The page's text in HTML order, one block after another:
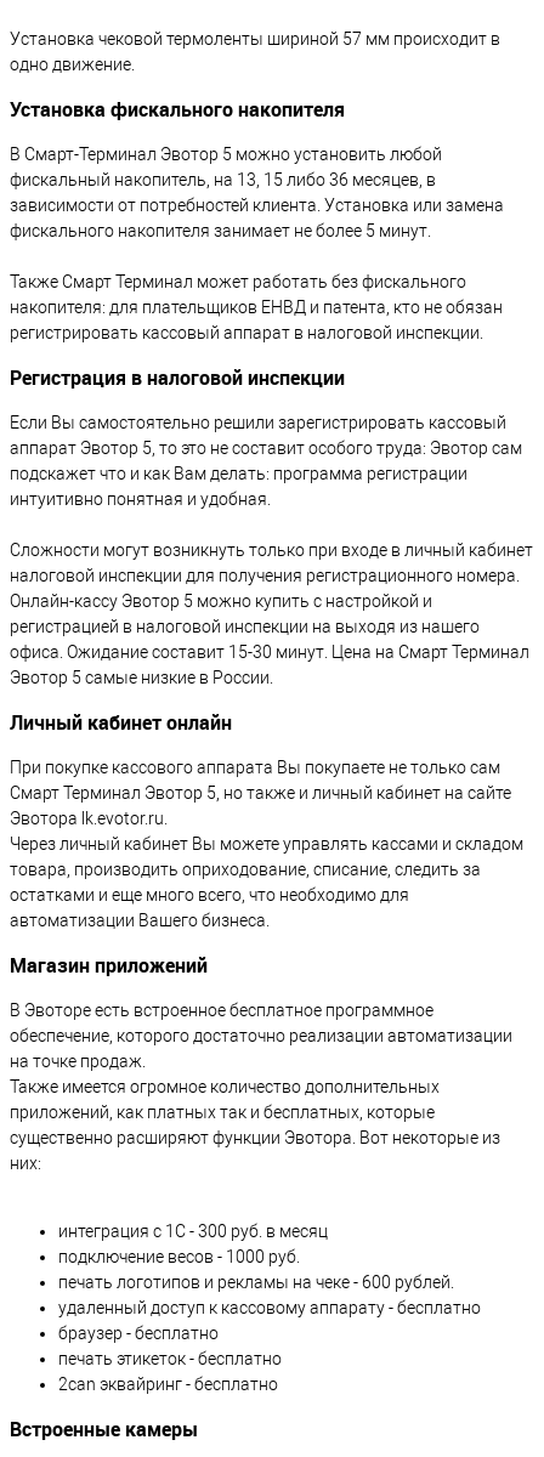
Установка чековой термоленты шириной 57 мм происходит в
одно движение.
Установка фискального накопителя
В Смарт-Терминал Эвотор 5 можно установить любой
фискальный накопитель, на 13, 15 либо 36 месяцев, в
зависимости от потребностей клиента. Установка или замена
фискального накопителя занимает не более 5 минут.
Также Смарт Терминал может работать без фискального
накопителя: для плательщиков ЕНВД и патента, кто не обязан
регистрировать кассовый аппарат в налоговой инспекции.
Регистрация в налоговой инспекции
Если Вы самостоятельно решили зарегистрировать кассовый
аппарат Эвотор 5, то это не составит особого труда: Эвотор сам
подскажет что и как Вам делать: программа регистрации
интуитивно понятная и удобная.
Сложности могут возникнуть только при входе в личный кабинет
налоговой инспекции для получения регистрационного номера.
Онлайн-кассу Эвотор 5 можно купить с настройкой и
регистрацией в налоговой инспекции на выходя из нашего
офиса. Ожидание составит 15-30 минут. Цена на Смарт Терминал
Эвотор 5 самые низкие в России.
Личный кабинет онлайн
При покупке кассового аппарата Вы покупаете не только сам
Смарт Терминал Эвотор 5, но также и личный кабинет на сайте
Эвотора lk.evotor.ru.
Через личный кабинет Вы можете управлять кассами и складом
товара, производить оприходование, списание, следить за
остатками и еще много всего, что необходимо для
автоматизации Вашего бизнеса.
Магазин приложений
В Эвоторе есть встроенное бесплатное программное
обеспечение, которого достаточно реализации автоматизации
на точке продаж.
Также имеется огромное количество дополнительных
приложений, как платных так и бесплатных, которые
существенно расширяют функции Эвотора. Вот некоторые из
них:
интеграция с 1С - 300 руб. в месяц
подключение весов - 1000 руб.
печать логотипов и рекламы на чеке - 600 рублей.
удаленный доступ к кассовому аппарату - бесплатно
браузер - бесплатно
печать этикеток - бесплатно
2can эквайринг - бесплатно
Встроенные камеры